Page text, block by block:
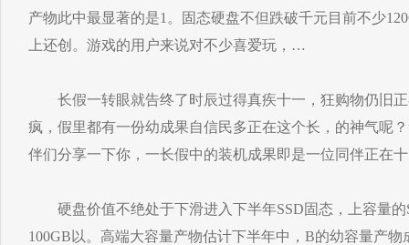
产物此中最显著的是1。固态硬盘不但跌破千元目前不少
上还创。游戏的用户来说对不少喜爱玩，…
长假一转眼就告终了时辰过得真疾十一，狂购物仍旧正
疯，假里都有一份幼成果自信民多正在这个长，的神气呢
伴们分享一下你，一长假中的装机成果即是一位同伴正在
硬盘价值不绝处于下滑进入下半年SSD固态，上容量的
100GB以。高端大容量产物估计下半年中，B的幼容量产